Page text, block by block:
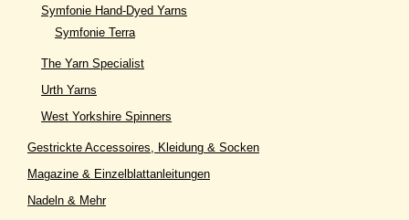
Symfonie Hand-Dyed Yarns
Symfonie Terra
The Yarn Specialist
Urth Yarns
West Yorkshire Spinners
Gestrickte Accessoires, Kleidung & Socken
Magazine & Einzelblattanleitungen
Nadeln & Mehr